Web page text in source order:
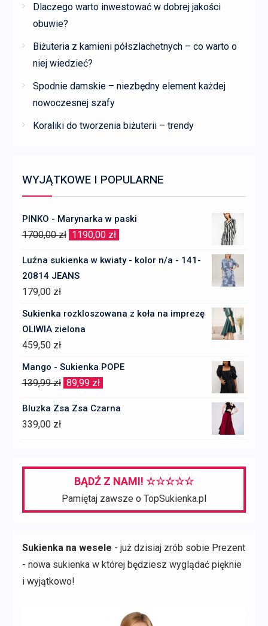
Dlaczego warto inwestować w dobrej jakości
obuwie?
Biżuteria z kamieni półszlachetnych – co warto o
niej wiedzieć?
Spodnie damskie – niezbędny element każdej
nowoczesnej szafy
Koraliki do tworzenia biżuterii – trendy
WYJĄTKOWE I POPULARNE
PINKO - Marynarka w paski
1700,00zł Pierwotna
1190,00 zł
wynosi:
Luźna sukienka w kwiaty - kolor n/a - 141-
20814 JEANS
179,00 zł
Sukienka rozkloszowana z koła na imprezę
OLIWIA zielona
459,50 zł
Mango - Sukienka POPE
139,99zł Pierwotna
89,99 zł
Bluzka Zsa Zsa Czarna
339,00 zł
BĄDŹ Z NAMI! ☆☆☆☆☆
Pamiętaj zawsze o TopSukienka.pl
Sukienka na wesele - już dzisiaj zrób sobie Prezent
- nowa sukienka w której będziesz wyglądać pięknie
i wyjątkowo!